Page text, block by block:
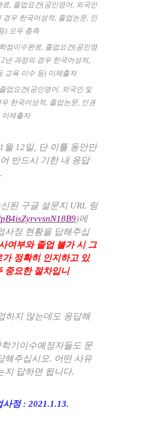
료, 졸업요건(공인영어, 외국인
경우 한국어성적, 졸업논문, 인
) 모두 충족
점이수완료, 졸업요건(공인영
년 과정의 경우 한국어성적,
교육 이수 등) 미제출자
졸업요건(공인영어, 외국인 및
한국어성적, 졸업논문, 인권
미제출자
월 12 일, 단 이틀 동안만
반드시 기한 내 응답
.
된 구글 설문지 URL 링
)에
사정 현황을 답해주십
여부와 졸업 불가 시 그
정확히 인지하고 있
중요한 절차입니
하지 않는데도 응답해
기이수예정자들도 문
해주십시오. 어떤 사유
지 답하면 됩니다.
사정: 2021.1.13.